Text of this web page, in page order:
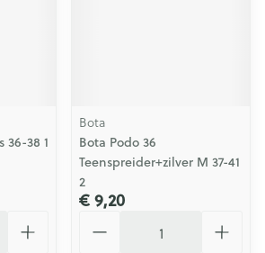
36-38 1
Bota
Bota Podo 36
Teenspreider+zilver M 37-41
2
€ 9,20